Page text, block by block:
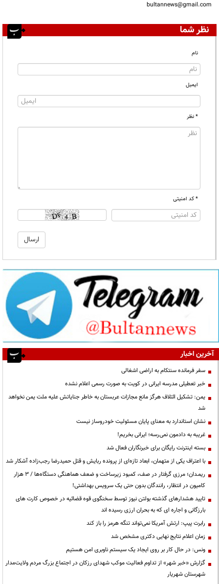
bultannews@gmail.com
نظر شما
نام
ایمیل
* نظر
* کد امنیتی
آخرین اخبار
سفر فرمانده سنتکام به اراضی اشغالی
خبر تعطیلی مدرسه ایرانی در کویت به صورت رسمی اعلام نشده
یمن: تشکیل ائتلاف هرگز مانع مجازات عربستان به خاطر جنایاتش علیه ملت یمن نخواهد
شد
نشان استاندارد به معنای پایان مسئولیت خودروساز نیست
غریبه به دادمون نمی‌رسه؛ ایرانی بخریم!
بسته اینترنت رایگان برای خبرنگاران فعال شد
با اعتراف یکی از متهمان، ابعاد تازه‌ای از پرونده ربایش و قتل حمیدرضا رجب‌زاده آشکار شد
ریمـدان؛ مرزی گرفتار در صف، کمبود زیرساخت و ضعف هماهنگی دستگاه‌ها / ۳ هزار
کامیون در انتظار، رانندگان بدون حتی یک سرویس بهداشتی!
تایید هشدارهای گذشته بولتن نیوز توسط سخنگوی قوه قضائیه در خصوص کارت های
بارزگانی و اجاره ای که به بحران ارزی رسیده اند
رابرت پیپ: ارتش آمریکا نمی‌تواند تنگه هرمز را باز کند
زمان اعلام نتایج نهایی دکتری مشخص شد
ونس: در حال کار بر روی ایجاد یک سیستم ناوبری امن هستیم
گزارش «خبر شهر» از تداوم فعالیت موکب شهدای رزکان در اجتماع بزرگ مردم ولایت‌مدار
شهرستان شهریار